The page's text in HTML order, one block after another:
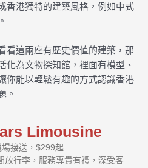
香港獨特的建築風格，例如中式
看這兩座有歷史價值的建築，那
化為文物探知館，裡面有模型、
你能以輕鬆有趣的方式認識香港
。
Limousine
場接送，$299起
放行李，服務專貴有禮，深受客